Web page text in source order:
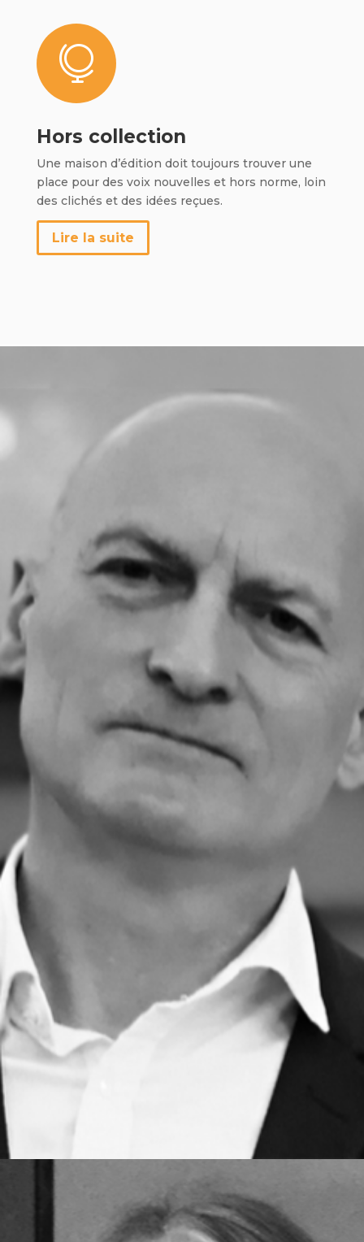

Hors collection
Une maison d’édition doit toujours trouver une
place pour des voix nouvelles et hors norme, loin
des clichés et des idées reçues.
Lire la suite